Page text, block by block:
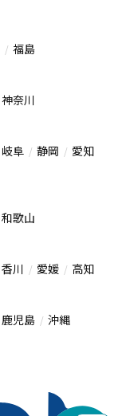
福島
神奈川
岐阜 静岡 愛知
和歌山
香川 愛媛 高知
鹿児島 沖縄